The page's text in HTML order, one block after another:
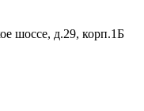
шоссе, д.29, корп.1Б